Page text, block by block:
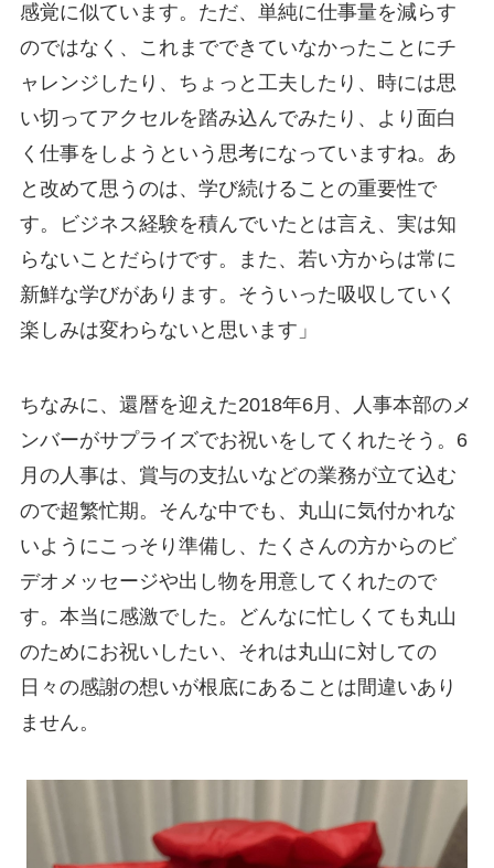
感覚に似ています。ただ、単純に仕事量を減らす
のではなく、これまでできていなかったことにチ
ャレンジしたり、ちょっと工夫したり、時には思
い切ってアクセルを踏み込んでみたり、より面白
く仕事をしようという思考になっていますね。あ
と改めて思うのは、学び続けることの重要性で
す。ビジネス経験を積んでいたとは言え、実は知
らないことだらけです。また、若い方からは常に
新鮮な学びがあります。そういった吸収していく
楽しみは変わらないと思います」
ちなみに、還暦を迎えた2018年6月、人事本部のメ
ンバーがサプライズでお祝いをしてくれたそう。6
月の人事は、賞与の支払いなどの業務が立て込む
ので超繁忙期。そんな中でも、丸山に気付かれな
いようにこっそり準備し、たくさんの方からのビ
デオメッセージや出し物を用意してくれたので
す。本当に感激でした。どんなに忙しくても丸山
のためにお祝いしたい、それは丸山に対しての
日々の感謝の想いが根底にあることは間違いあり
ません。